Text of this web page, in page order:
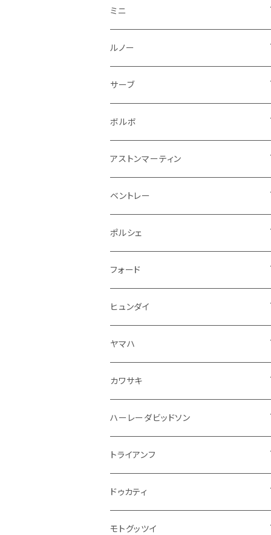
ヒュンダイ
その他
ロールスロイス
ポルシェ
ヒュンダイ
その他
サーブ
フォルクスワーゲン
ボルボ
シートベルト周り
ステアリング
ステアリングホイールカバー
修理ツール
運転席周り
アームレスト
ドア回り
ホーン
キーホルダー
収納用品
灰皿・ゴミ箱
インテリアパネル
ドリンクホルダー
携帯・スマホホルダー
ステッカー
ダッシュボード
タイヤ回り系
ホイール
泥除け
ガソリンタンク
フロントワイパー
リアワイパー
オーディオ系
その他
ケーブル系
排気系
ガスケット
通信系
吸気系
エアフィルター
ウインカー
その他
リアバンパー
エンジン系
外装系
ライト系
ウインカー
ワイパー
ミラー
収納系
アームレスト
シフトレバー
その他
冷却系
ラジエーター
ライト系
ブレーキランプ
ウインカー
トランクマット
ワイパー
キーホルダー
フロアマット
ミニ
フロアマット
ルノー
フロアマット
タイヤ回り
泥除け
ワイパー
その他
シフトノブ
運転席周り
ドア回り
アームレスト
ライト系
ウインカー
サーブ
フロアマット
シフトノブ
ボルボ
フロアマット
トランクマット
アストンマーティン
フロアマット
ベントレー
フロアマット
外装
グリル
ポルシェ
フロアマット
その他
フォード
フロアマット
ダッシュボード
ドア回り
エンジン系
オイル系
その他
フロントガラス回り
ワイパー
リアガラス回り
ヒュンダイ
フロアマット
ヤマハ
電装系
ウインカー
モーター系
ミラー
ブレーキ系
クラッチブレーキレバー
駆動系
カワサキ
ミラー
ハンドル系
足回り
サスペンション
タンク系
ハーレーダビッドソン
ミラー
トライアンフ
ミラー
ドゥカティ
ミラー
モトグッツイ